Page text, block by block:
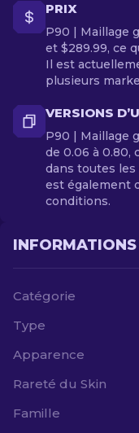
PRIX
P90 | Maillage
et $289.99, ce
Il est
plusieurs
VERSIONS
P90 | Maillage
de 0.06 à 0.80,
dans toutes
est également
conditions.
INFORMATIONS
Catégorie
Type
Apparence
Rareté du Skin
Famille